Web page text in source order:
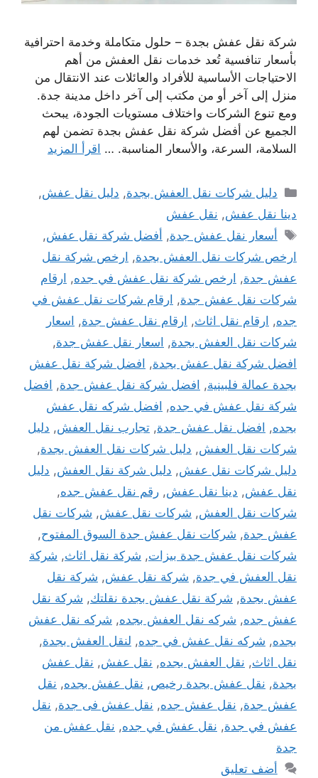
شركة نقل عفش بجدة – حلول متكاملة وخدمة احترافية
بأسعار تنافسية تُعد خدمات نقل العفش من أهم
الاحتياجات الأساسية للأفراد والعائلات عند الانتقال من
منزل إلى آخر أو من مكتب إلى آخر داخل مدينة جدة.
ومع تنوع الشركات واختلاف مستويات الجودة، يبحث
الجميع عن أفضل شركة نقل عفش بجدة تضمن لهم
السلامة، السرعة، والأسعار المناسبة. … اقرأ المزيد
التصنيفات
دليل شركات نقل العفش بجدة, دليل نقل عفش,
دينا نقل عفش, نقل عفش
الوسوم
أسعار نقل عفش جدة, أفضل شركة نقل عفش,
ارخص شركات نقل العفش بجدة, ارخص شركة نقل
عفش جدة, ارخص شركة نقل عفش في جده, ارقام
شركات نقل عفش جدة, ارقام شركات نقل عفش في
جده, ارقام نقل اثاث, ارقام نقل عفش جدة, اسعار
شركات نقل العفش بجدة, اسعار نقل عفش جدة,
افضل شركة نقل عفش بجدة, افضل شركة نقل عفش
بجدة عمالة فلبينية, افضل شركة نقل عفش جدة, افضل
شركة نقل عفش في جده, افضل شركه نقل عفش
بجده, افضل نقل عفش جدة, تجارب نقل العفش, دليل
شركات نقل العفش, دليل شركات نقل العفش بجدة,
دليل شركات نقل عفش, دليل شركة نقل العفش, دليل
نقل عفش, دينا نقل عفش, رقم نقل عفش جده,
شركات نقل العفش, شركات نقل عفش, شركات نقل
عفش جدة, شركات نقل عفش جدة السوق المفتوح,
شركات نقل عفش جدة بيزات, شركة نقل اثاث, شركة
نقل العفش في جدة, شركة نقل عفش, شركة نقل
عفش بجدة, شركة نقل عفش بجدة نقلتك, شركة نقل
عفش جده, شركه نقل العفش بجده, شركه نقل عفش
بجده, شركه نقل عفش في جده, لنقل العفش بجدة,
نقل اثاث, نقل العفش بجده, نقل عفش, نقل عفش
بجدة, نقل عفش بجدة رخيص, نقل عفش بجده, نقل
عفش جدة, نقل عفش جده, نقل عفش فى جدة, نقل
عفش في جدة, نقل عفش في جده, نقل عفش من
جدة
أضف تعليق